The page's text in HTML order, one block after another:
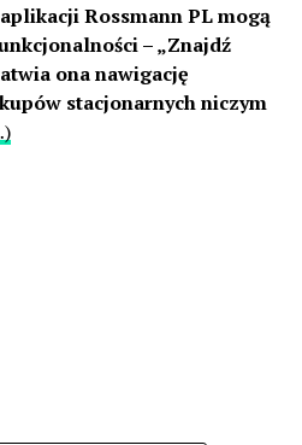
Rossmann PL mogą
– „Znajdź
ona nawigację
stacjonarnych niczym